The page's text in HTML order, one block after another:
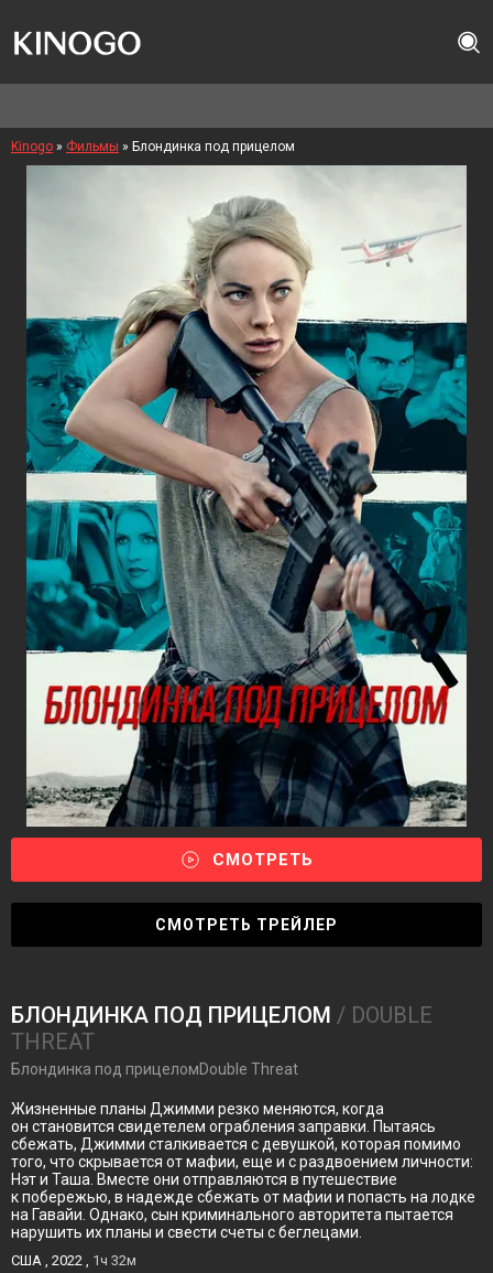
Kinogo » Фильмы » Блондинка под прицелом
СМОТРЕТЬ
СМОТРЕТЬ ТРЕЙЛЕР
БЛОНДИНКА ПОД ПРИЦЕЛОМ / DOUBLE
THREAT
Блондинка под прицеломDouble Threat
Жизненные планы Джимми резко меняются, когда
он становится свидетелем ограбления заправки. Пытаясь
сбежать, Джимми сталкивается с девушкой, которая помимо
того, что скрывается от мафии, еще и с раздвоением личности:
Нэт и Таша. Вместе они отправляются в путешествие
к побережью, в надежде сбежать от мафии и попасть на лодке
на Гавайи. Однако, сын криминального авторитета пытается
нарушить их планы и свести счеты с беглецами.
США , 2022 , 1ч 32м